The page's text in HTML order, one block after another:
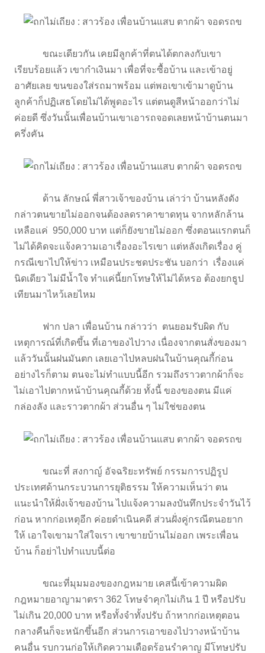
ขณะเดียวกัน เคยมีลูกค้าที่ตนได้ตกลงกับเขา
เรียบร้อยแล้ว เขากำเงินมา เพื่อที่จะซื้อบ้าน และเข้าอยู่
อาศัยเลย ขนของใส่รถมาพร้อม แต่พอเขาเข้ามาดูบ้าน
ลูกค้าก็ปฏิเสธโดยไม่ได้พูดอะไร แต่ตนดูสีหน้าออกว่าไม่
ค่อยดี ซึ่งวันนั้นเพื่อนบ้านเขาเอารถจอดเลยหน้าบ้านตนมา
ครึ่งคัน
ด้าน ลักษณ์ พี่สาวเจ้าของบ้าน เล่าว่า บ้านหลังดัง
กล่าวตนขายไม่ออกจนต้องลดราคาขาดทุน จากหลักล้าน
เหลือแค่ 950,000 บาท แต่ก็ยังขายไม่ออก ซึ่งตอนแรกตนก็
ไม่ได้คิดจะแจ้งความเอาเรื่องอะไรเขา แต่หลังเกิดเรื่อง คู่
กรณีเขาไปให้ข่าว เหมือนประชดประชัน บอกว่า เรื่องแค่
นิดเดียว ไม่มีน้ำใจ ทำแค่นี้ยกโทษให้ไม่ได้หรอ ต้องยกธูป
เทียนมาไหว้เลยไหม
ฟาก ปลา เพื่อนบ้าน กล่าวว่า ตนยอมรับผิด กับ
เหตุการณ์ที่เกิดขึ้น ที่เอาของไปวาง เนื่องจากตนสั่งของมา
แล้ววันนั้นฝนมันตก เลยเอาไปหลบฝนในบ้านคุณกี้ก่อน
อย่างไรก็ตาม ตนจะไม่ทำแบบนี้อีก รวมถึงราวตากผ้าก็จะ
ไม่เอาไปตากหน้าบ้านคุณกี้ด้วย ทั้งนี้ ของของตน มีแค่
กล่องลัง และราวตากผ้า ส่วนอื่น ๆ ไม่ใช่ของตน
ขณะที่ สงกาญ์ อัจฉริยะทรัพย์ กรรมการปฏิรูป
ประเทศด้านกระบวนการยุติธรรม ให้ความเห็นว่า ตน
แนะนำให้ฝั่งเจ้าของบ้าน ไปแจ้งความลงบันทึกประจำวันไว้
ก่อน หากก่อเหตุอีก ค่อยดำเนินคดี ส่วนฝั่งคู่กรณีตนอยาก
ให้ เอาใจเขามาใส่ใจเรา เขาขายบ้านไม่ออก เพระเพื่อน
บ้าน ก็อย่าไปทำแบบนี้ต่อ
ขณะที่มุมมองของกฎหมาย เคสนี้เข้าความผิด
กฎหมายอาญามาตรา 362 โทษจำคุกไม่เกิน 1 ปี หรือปรับ
ไม่เกิน 20,000 บาท หรือทั้งจำทั้งปรับ ถ้าหากก่อเหตุตอน
กลางคืนก็จะหนักขึ้นอีก ส่วนการเอาของไปวางหน้าบ้าน
คนอื่น รบกวนก่อให้เกิดความเดือดร้อนรำคาญ มีโทษปรับ